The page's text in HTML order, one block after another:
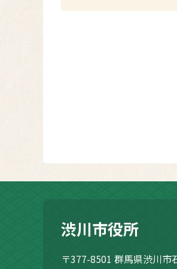
渋川市役所
〒377-8501 群馬県渋川市